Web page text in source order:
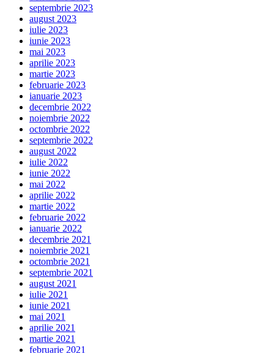
septembrie 2023
august 2023
iulie 2023
iunie 2023
mai 2023
aprilie 2023
martie 2023
februarie 2023
ianuarie 2023
decembrie 2022
noiembrie 2022
octombrie 2022
septembrie 2022
august 2022
iulie 2022
iunie 2022
mai 2022
aprilie 2022
martie 2022
februarie 2022
ianuarie 2022
decembrie 2021
noiembrie 2021
octombrie 2021
septembrie 2021
august 2021
iulie 2021
iunie 2021
mai 2021
aprilie 2021
martie 2021
februarie 2021